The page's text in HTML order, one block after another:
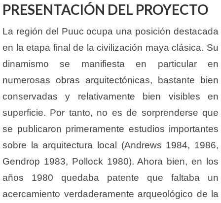
PRESENTACIÓN DEL PROYECTO
La región del Puuc ocupa una posición destacada
en la etapa final de la civilización maya clásica. Su
dinamismo se manifiesta en particular en
numerosas obras arquitectónicas, bastante bien
conservadas y relativamente bien visibles en
superficie. Por tanto, no es de sorprenderse que
se publicaron primeramente estudios importantes
sobre la arquitectura local (Andrews 1984, 1986,
Gendrop 1983, Pollock 1980). Ahora bien, en los
años 1980 quedaba patente que faltaba un
acercamiento verdaderamente arqueológico de la